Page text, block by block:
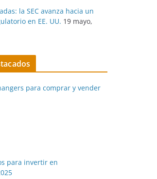
la SEC avanza hacia un
en EE. UU. 19 mayo,
para comprar y vender
para invertir en